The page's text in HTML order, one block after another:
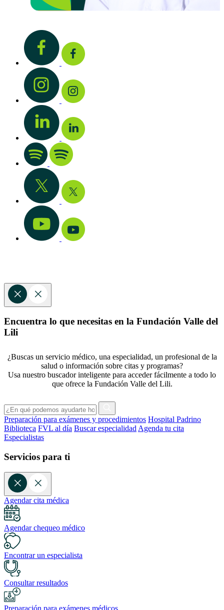
Encuentra lo que necesitas en la Fundación Valle del
Lili
¿Buscas un servicio médico, una especialidad, un profesional de la
salud o información sobre citas y programas?
Usa nuestro buscador inteligente para acceder fácilmente a todo lo
que ofrece la Fundación Valle del Lili.
Preparación para exámenes y procedimientos Hospital Padrino
Biblioteca FVL al día Buscar especialidad Agenda tu cita
Especialistas
Servicios para ti
Agendar cita médica
Agendar chequeo médico
Encontrar un especialista
Consultar resultados
Preparación para exámenes médicos